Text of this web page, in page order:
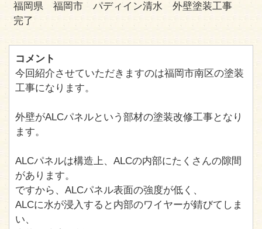
福岡県 福岡市 パディイン清水 外壁塗装工事
完了
コメント
今回紹介させていただきますのは福岡市南区の塗装
工事になります。
外壁がALCパネルという部材の塗装改修工事となり
ます。
ALCパネルは構造上、ALCの内部にたくさんの隙間
があります。
ですから、ALCパネル表面の強度が低く、
ALCに水が浸入すると内部のワイヤーが錆びてしま
い、